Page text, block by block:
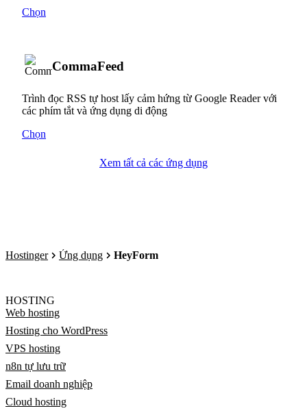
Chọn
CommaFeed
Trình đọc RSS tự host lấy cảm hứng từ Google Reader với
các phím tắt và ứng dụng di động
Chọn
Xem tất cả các ứng dụng
Hostinger Ứng dụng HeyForm
HOSTING
Web hosting
Hosting cho WordPress
VPS hosting
n8n tự lưu trữ
Email doanh nghiệp
Cloud hosting